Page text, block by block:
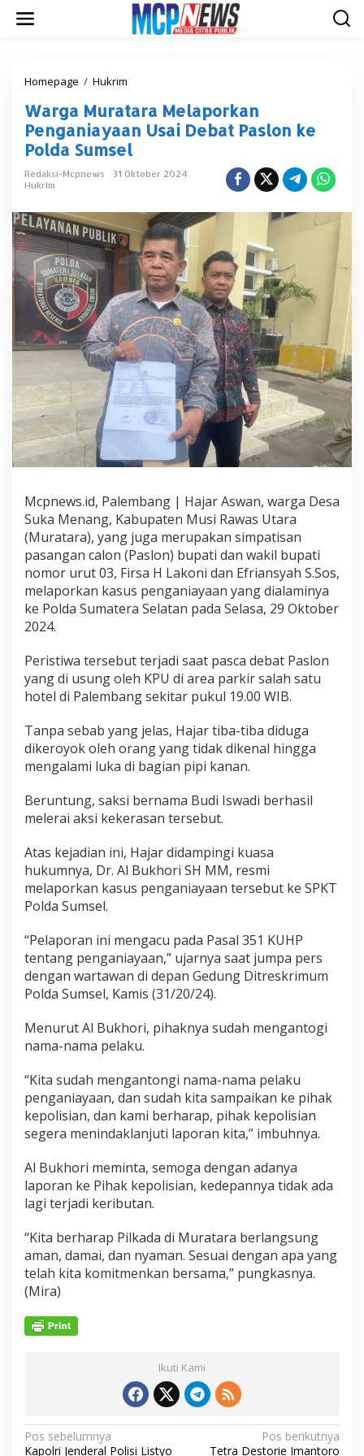
Homepage / Hukrim
r
g
a
M
u
t
a
r
a
l
a
p
o
r
a
n
P
e
g
i
a
y
a
a
n
U
s
e
b
a
P
a
s
l
n
k
e
o
d
m
s
e
l
Warga Muratara Melaporkan
Penganiayaan Usai Debat Paslon ke
Polda Sumsel
Redaksi-Mcpnews
31 Oktober 2024
Hukrim
Mcpnews.id, Palembang | Hajar Aswan, warga Desa
Suka Menang, Kabupaten Musi Rawas Utara
(Muratara), yang juga merupakan simpatisan
pasangan calon (Paslon) bupati dan wakil bupati
nomor urut 03, Firsa H Lakoni dan Efriansyah S.Sos,
melaporkan kasus penganiayaan yang dialaminya
ke Polda Sumatera Selatan pada Selasa, 29 Oktober
2024.
Peristiwa tersebut terjadi saat pasca debat Paslon
yang di usung oleh KPU di area parkir salah satu
hotel di Palembang sekitar pukul 19.00 WIB.
Tanpa sebab yang jelas, Hajar tiba-tiba diduga
dikeroyok oleh orang yang tidak dikenal hingga
mengalami luka di bagian pipi kanan.
Beruntung, saksi bernama Budi Iswadi berhasil
melerai aksi kekerasan tersebut.
Atas kejadian ini, Hajar didampingi kuasa
hukumnya, Dr. Al Bukhori SH MM, resmi
melaporkan kasus penganiayaan tersebut ke SPKT
Polda Sumsel.
“Pelaporan ini mengacu pada Pasal 351 KUHP
tentang penganiayaan,” ujarnya saat jumpa pers
dengan wartawan di depan Gedung Ditreskrimum
Polda Sumsel, Kamis (31/20/24).
Menurut Al Bukhori, pihaknya sudah mengantogi
nama-nama pelaku.
“Kita sudah mengantongi nama-nama pelaku
penganiayaan, dan sudah kita sampaikan ke pihak
kepolisian, dan kami berharap, pihak kepolisian
segera menindaklanjuti laporan kita,” imbuhnya.
Al Bukhori meminta, semoga dengan adanya
laporan ke Pihak kepolisian, kedepannya tidak ada
lagi terjadi keributan.
“Kita berharap Pilkada di Muratara berlangsung
aman, damai, dan nyaman. Sesuai dengan apa yang
telah kita komitmenkan bersama,” pungkasnya.
(Mira)
Ikuti Kami
N
Pos sebelumnya
Kapolri Jenderal Polisi Listyo
Pos berikutnya
Tetra Destorie Imantoro